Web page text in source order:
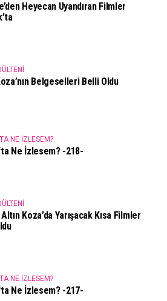
Heyecan Uyandıran Filmler
Belgeselleri Belli Oldu
NE İZLESEM?
Ne İzlesem? -218-
Koza’da Yarışacak Kısa Filmler
NE İZLESEM?
Ne İzlesem? -217-